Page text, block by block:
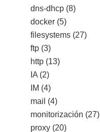
dns-dhcp (8)
docker (5)
filesystems (27)
ftp (3)
http (13)
IA (2)
IM (4)
mail (4)
monitorización (27)
proxy (20)